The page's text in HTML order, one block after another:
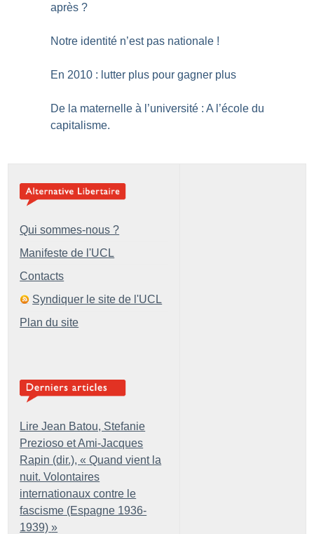
après ?
Notre identité n’est pas nationale !
En 2010 : lutter plus pour gagner plus
De la maternelle à l’université : A l’école du
capitalisme.
Qui sommes-nous ?
Manifeste de l'UCL
Contacts
Syndiquer le site de l'UCL
Plan du site
Lire Jean Batou, Stefanie
Prezioso et Ami-Jacques
Rapin (dir.), « Quand vient la
nuit. Volontaires
internationaux contre le
fascisme (Espagne 1936-
1939) »